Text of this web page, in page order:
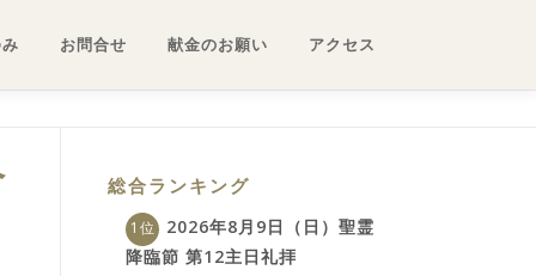
お問合せ 献金のお願い アクセス
総合ランキング
2026年8月9日（日）聖霊
降臨節 第12主日礼拝